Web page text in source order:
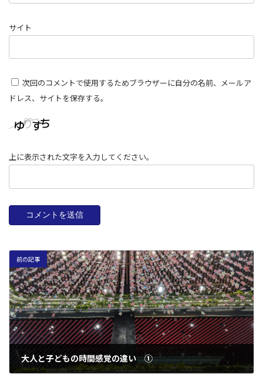
サイト
次回のコメントで使用するためブラウザーに自分の名前、メールア
ドレス、サイトを保存する。
上に表示された文字を入力してください。
前の記事
大人と子どもの時間感覚の違い ①